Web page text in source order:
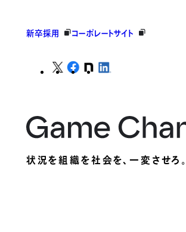
新卒採用 コーポレートサイト
状況を組織を社会を、一変させろ。